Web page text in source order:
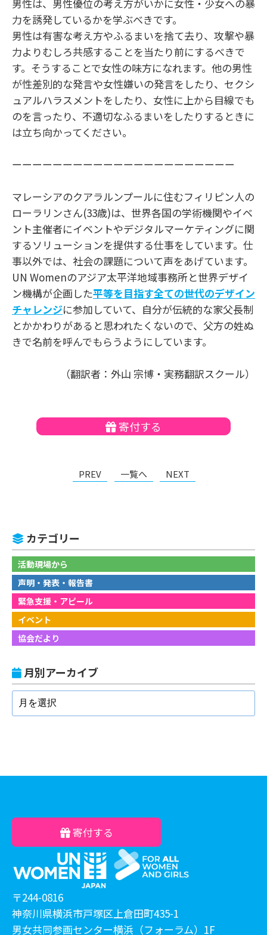
男性は、男性優位の考え方がいかに女性・少女への暴
力を誘発しているかを学ぶべきです。
男性は有害な考え方やふるまいを捨て去り、攻撃や暴
力よりむしろ共感することを当たり前にするべきで
す。そうすることで女性の味方になれます。他の男性
が性差別的な発言や女性嫌いの発言をしたり、セクシ
ュアルハラスメントをしたり、女性に上から目線でも
のを言ったり、不適切なふるまいをしたりするときに
は立ち向かってください。
ーーーーーーーーーーーーーーーーーーーーーー
マレーシアのクアラルンプールに住むフィリピン人の
ローラリンさん(33歳)は、世界各国の学術機関やイベ
ント主催者にイベントやデジタルマーケティングに関
するソリューションを提供する仕事をしています。仕
事以外では、社会の課題について声をあげています。
UN Womenのアジア太平洋地域事務所と世界デザイ
ン機構が企画した平等を目指す全ての世代のデザイン
チャレンジに参加していて、自分が伝統的な家父長制
とかかわりがあると思われたくないので、父方の姓ぬ
きで名前を呼んでもらうようにしています。
（翻訳者：外山 宗博・実務翻訳スクール）
寄付する
PREV 一覧へ NEXT
カテゴリー
活動現場から
声明・発表・報告書
緊急支援・アピール
イベント
協会だより
月別アーカイブ
寄付する
〒244-0816
神奈川県横浜市戸塚区上倉田町435-1
男女共同参画センター横浜（フォーラム）1F